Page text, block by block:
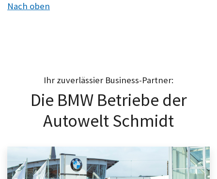
Nach oben
Die BMW Betriebe der
Autowelt Schmidt
Ihr zuverlässier Business-Partner: